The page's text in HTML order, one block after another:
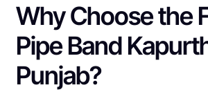
Why Choose the
Pipe Band
Punjab?